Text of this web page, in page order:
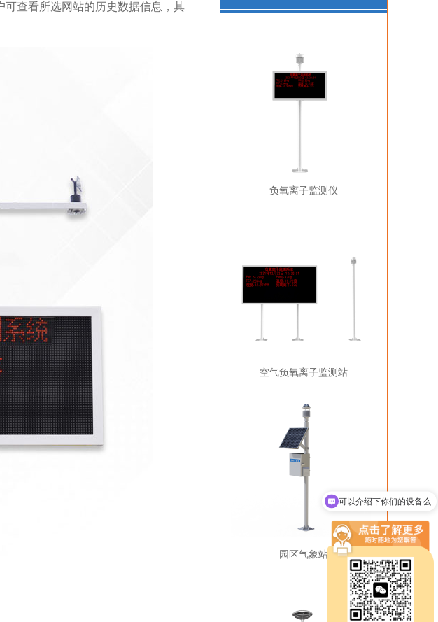
查看所选网站的历史数据信息，其
负氧离子监测仪
空气负氧离子监测站
园区气象站
你们是怎么收费的呢